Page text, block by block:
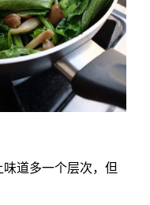
道多一个层次，但